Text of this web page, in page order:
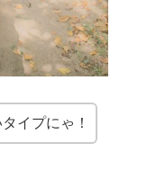
イプにゃ！